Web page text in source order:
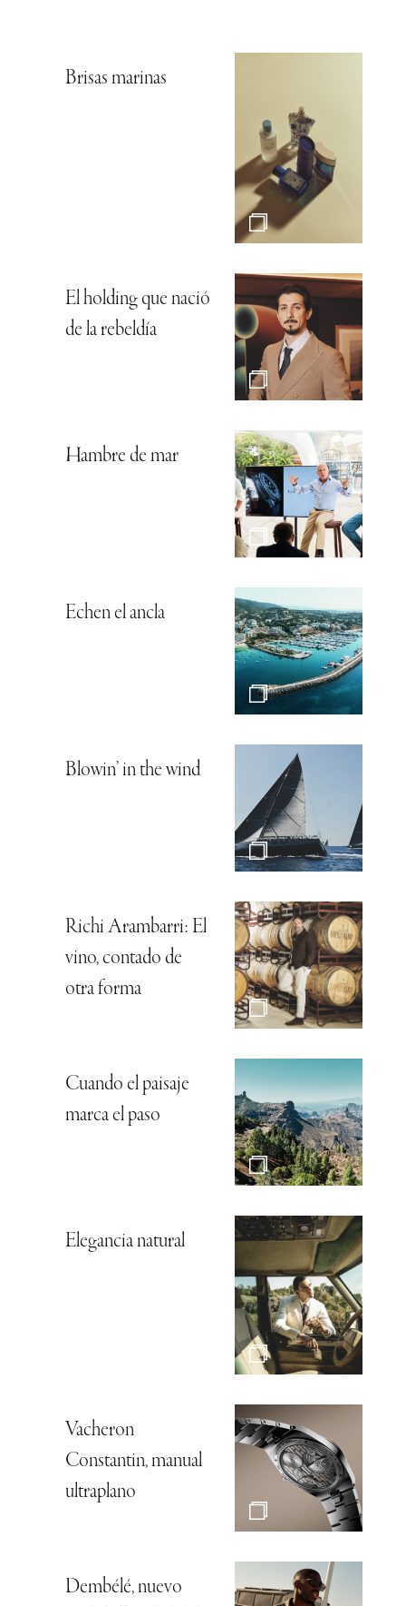
Brisas marinas
El holding que nació
de la rebeldía
Hambre de mar
Echen el ancla
Blowin’ in the wind
Richi Arambarri: El
vino, contado de
otra forma
Cuando el paisaje
marca el paso
Elegancia natural
Vacheron
Constantin, manual
ultraplano
Dembélé, nuevo